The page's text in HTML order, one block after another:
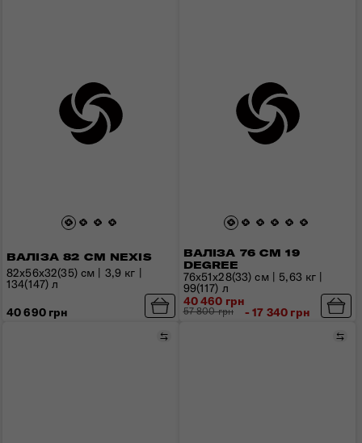
ВАЛІЗА 82 СМ NEXIS
82x56x32(35) см | 3,9 кг |
134(147) л
40 690 грн
ВАЛІЗА 76 СМ 19
DEGREE
76х51х28(33) см | 5,63 кг |
99(117) л
40 460 грн
57 800 грн - 17 340 грн
Порівняти